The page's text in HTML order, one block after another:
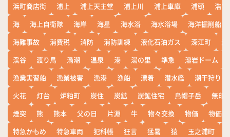
浜町商店街
浦上 浦上天主堂 浦上川 浦上車庫 浦頭
浩宮
海
海上自衛隊 海岸 海星 海水浴 海水浴場
海洋掘削船
海難事故
消費税 消防 消防訓練 液化石油ガス 深江町
淵
渓谷
渡り鳥 渦潮 温泉 港 湯の里 準急 溶岩ドーム
漁業実習船
漁業被害 漁港 漁船 漂着 潜水艦
潮干狩り
火花
灯台 炉粕町 炭住 炭鉱 炭鉱住宅 烏帽子岳
無印
煙突
熊 熊本 父の日 片淵 牛 物々交換 物価
物価高
特急かもめ
特急車両 犯科帳 狂言 猛暑 猿 玉之浦町